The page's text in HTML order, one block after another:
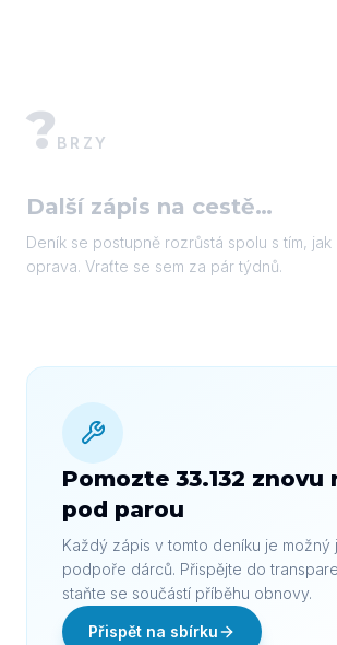
?BRZY
Další zápis na cestě…
Deník se postupně rozrůstá spolu s tím,
oprava. Vraťte se sem za pár týdnů.
Pomozte 33.132 znovu
pod parou
Každý zápis v tomto deníku je možný
podpoře dárců. Přispějte do
staňte se součástí příběhu obnovy.
Přispět na sbírku